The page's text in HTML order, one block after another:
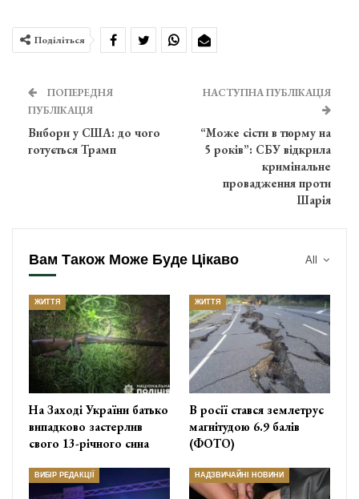
Поділіться
ПОПЕРЕДНЯ
ПУБЛІКАЦІЯ
Вибори у США: до чого
готується Трамп
НАСТУПНА ПУБЛІКАЦІЯ
“Може сісти в тюрму на
5 років”: СБУ відкрила
кримінальне
провадження проти
Шарія
All
Вам Також Може Буде Цікаво
ЖИТТЯ
На Заході України батько
випадково застерлив
свого 13-річного сина
ЖИТТЯ
В росії стався землетрус
магнітудою 6.9 балів
(ФОТО)
ВИБІР РЕДАКЦІЇ НАДЗВИЧАЙНІ НОВИНИ